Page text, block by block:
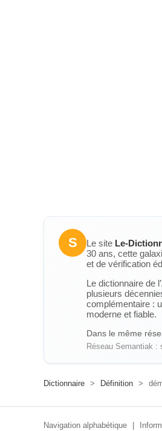
S Le site Le-
30 ans, cette
et de vérification
Le dictionnaire de
plusieurs
complémentaire :
moderne et fiable.
Dans le même
Réseau Semantiak :
Dictionnaire > Définition >
Navigation alphabétique